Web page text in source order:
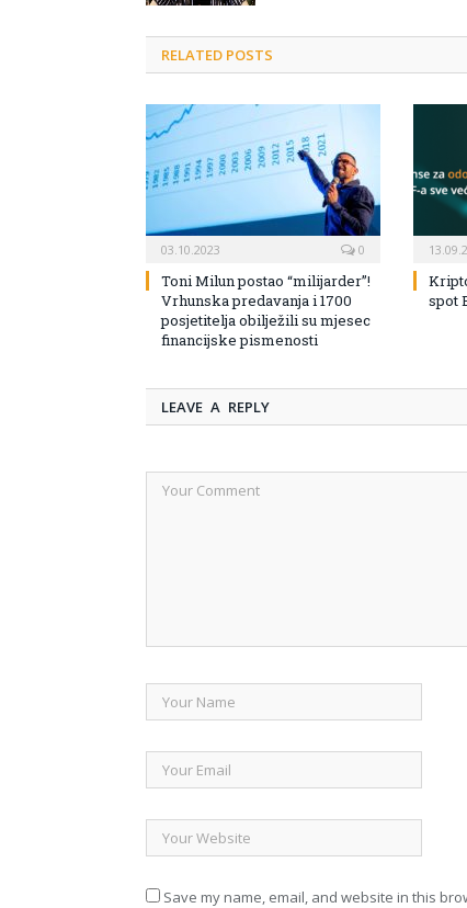
RELATED POSTS
03.10.2023 0
Toni Milun postao “milijarder”!
Vrhunska predavanja i 1700
posjetitelja obilježili su mjesec
financijske pismenosti
spot
LEAVE A REPLY
Save my name, email, and website in this